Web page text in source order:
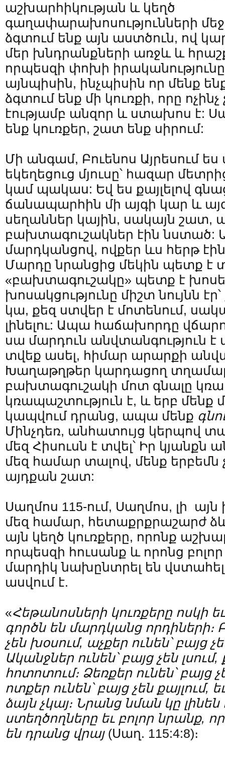
աշխարհիկության և կեղծ
գաղափարախոսությունների
ձգտում ենք այն աստծուն, ով
մեր խնդրանքների առջև և
որպեսզի փոխի
այնպիսին, ինչպիսին որ մենք
ձգտում ենք մի կուռքի, որը
էությամբ անզոր և ստախոս է:
ենք կուռքեր, շատ ենք սիրում:
Մի անգամ, Բուենոս Այրեսում
եկեղեցուց մյուսը՝ հազար
կամ պակաս: Եվ ես քայլելով
ճանապարհին մի այգի կար և
սեղաններ կային, սակայն շատ,
բախտագուշակներ էին նստած:
մարդկանցով, ովքեր ևս հերթ
Մարդը նրանցից մեկին պետք է
«բախտագուշակը» պետք է
խոսակցությունը միշտ նույնն
կա, քեզ ստվեր է մոտենում,
լինելու: Ապա հաճախորդը
սա մարդուն անվտանգություն է
տվեք ասել, հիմար արարքի
Խաղաթղթեր կարդացող
բախտագուշակի մոտ գնալը
կռապաշտություն է, և երբ մենք
կապվում դրանց, ապա մենք
Մինչդեռ, անհատույց կերպով
մեզ Հիսուսն է տվել՝ Իր կյանքն
մեզ համար տալով, մենք երբեմն
այդքան շատ:
Սաղմոս 115-ում, Սաղմոս, լի
մեզ համար, հետաքրքրաշարժ
այն կեղծ կուռքերը, որոնք
որպեսզի հուսանք և որոնց
մարդիկ նախընտրել են վստահել
ասվում է.
«Հեթանոսների կուռքերը ոսկի եւ
գործն են մարդկանց որդիների։
չեն խօսում, աչքեր ունեն՝ բայց
Ականջներ ունեն՝ բայց չեն լսում,
հոտոտում։ Ձեռքեր ունեն՝ բայց
ոտքեր ունեն՝ բայց չեն քայլում,
ձայն չկայ։ Նրանց նման կը լինեն
ստեղծողները եւ բոլոր նրանք, որ
են դրանց վրայ(Սաղ. 115:4:8)։